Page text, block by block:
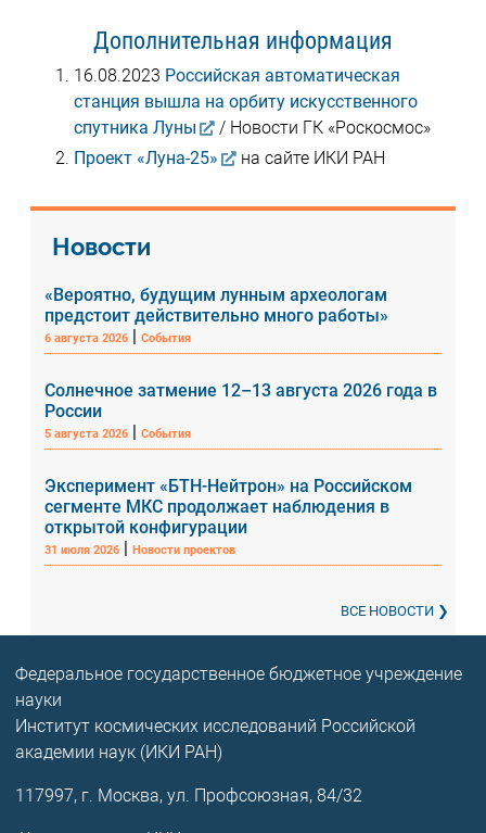
Дополнительная информация
16.08.2023 Российская автоматическая
станция вышла на орбиту искусственного
спутника Луны
/ Новости ГК «Роскосмос»
Проект «Луна-25»
на сайте ИКИ РАН
Новости
«Вероятно, будущим лунным археологам
предстоит действительно много работы»
6 августа 2026 |События
Солнечное затмение 12–13 августа 2026 года в
России
5 августа 2026 |События
Эксперимент «БТН-Нейтрон» на Российском
сегменте МКС продолжает наблюдения в
открытой конфигурации
31 июля 2026 |Новости проектов
ВСЕ НОВОСТИ
Федеральное государственное бюджетное учреждение
науки
Институт космических исследований Российской
академии наук (ИКИ РАН)
117997, г. Москва, ул. Профсоюзная, 84/32